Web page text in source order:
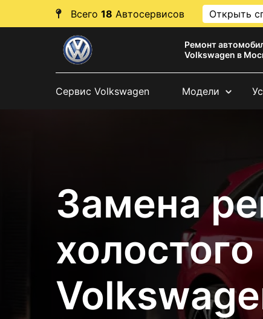
Всего 18 Автосервисов Открыть
Ремонт
Volkswagen в
Сервис Volkswagen Модели
Замена